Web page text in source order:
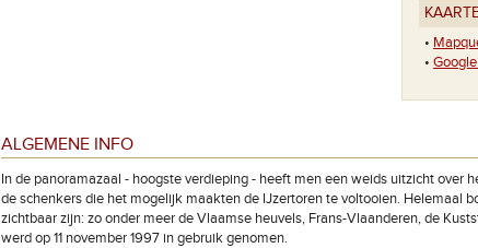
•
•
ALGEMENE INFO
In de panoramazaal - hoogste verdieping - heeft men een weids uitzicht
de schenkers die het mogelijk maakten de IJzertoren te voltooien. Helemaal
zichtbaar zijn: zo onder meer de Vlaamse heuvels, Frans-Vlaanderen, de
werd op 11 november 1997 in gebruik genomen.